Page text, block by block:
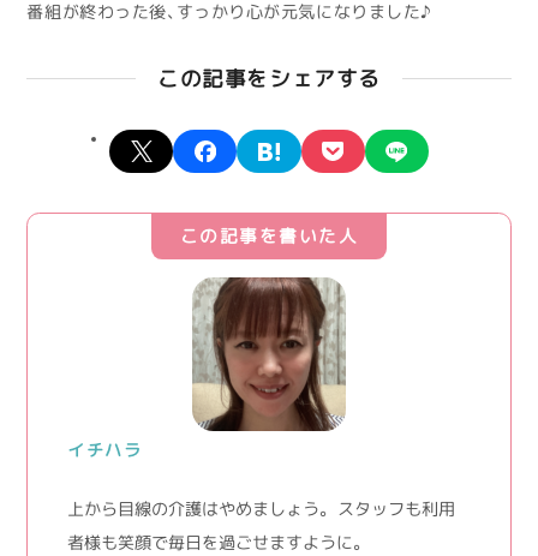
番組が終わった後、すっかり心が元気になりました♪
この記事をシェアする
X facebookhatena pocket
この記事を書いた人
イチハラ
上から目線の介護はやめましょう。 スタッフも利用
者様も笑顔で毎日を過ごせますように。